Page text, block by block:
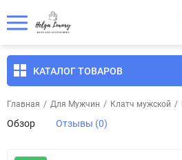
КАТАЛОГ ТОВАРОВ
Главная / Для Мужчин / Клатч мужской /
Обзор Отзывы (0)